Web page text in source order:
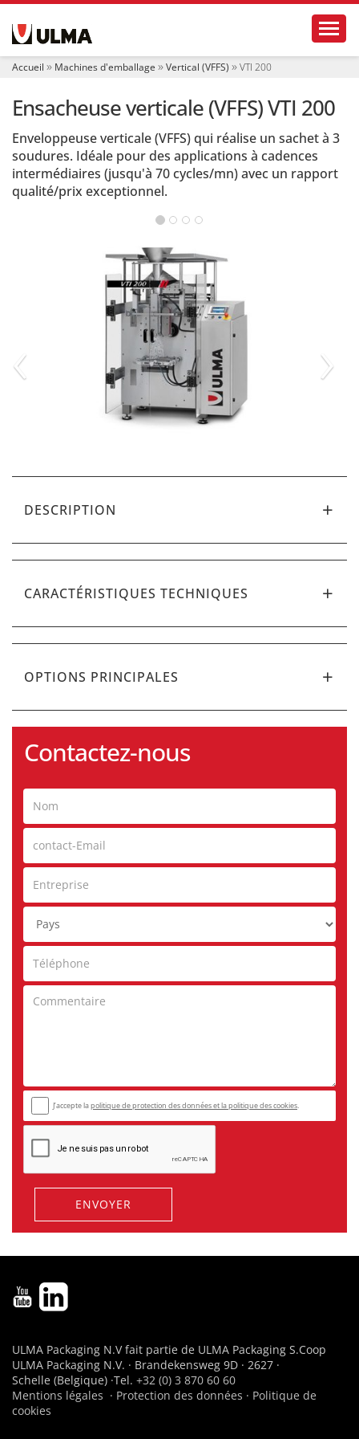
i
Accueil Machines d'emballage Vertical (VFFS) VTI 200
Ensacheuse verticale (VFFS) VTI 200
Enveloppeuse verticale (VFFS) qui réalise un sachet à 3
soudures. Idéale pour des applications à cadences
intermédiaires (jusqu'à 70 cycles/mn) avec un rapport
qualité/prix exceptionnel.
‹ ›
DESCRIPTION
CARACTÉRISTIQUES TECHNIQUES
OPTIONS PRINCIPALES
Contactez-nous
J’accepte lapolitique de protection des données etla politique des cookies.
ENVOYER
ULMA Packaging N.V fait partie de ULMA Packaging S.Coop
ULMA Packaging N.V. · Brandekensweg 9D · 2627 ·
Schelle (Belgique) ·Tel. +32 (0) 3 870 60 60
Mentions légales · Protection des données · Politique de
cookies